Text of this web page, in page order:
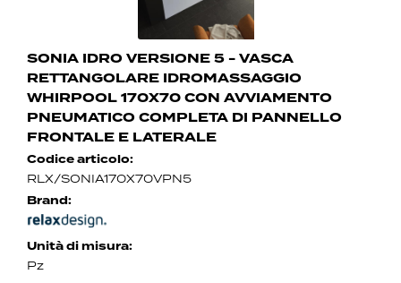
SONIA IDRO VERSIONE 5 - VASCA
RETTANGOLARE IDROMASSAGGIO
WHIRPOOL 170X70 CON AVVIAMENTO
PNEUMATICO COMPLETA DI PANNELLO
FRONTALE E LATERALE
Codice articolo:
RLX/SONIA170X70VPN5
Brand:
Unità di misura:
Pz